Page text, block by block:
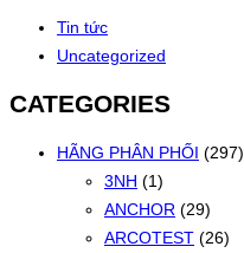
Tin tức
Uncategorized
CATEGORIES
HÃNG PHÂN PHỐI (297)
3NH (1)
ANCHOR (29)
ARCOTEST (26)